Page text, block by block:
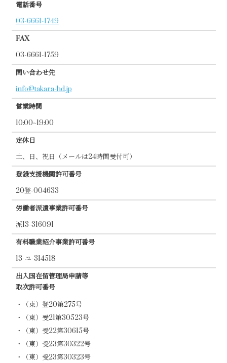
電話番号
03-6661-1749
FAX
03-6661-1759
問い合わせ先
info@takara-hd.jp
営業時間
10:00~19:00
定休日
土、日、祝日（メールは24時間受付可）
登録支援機関許可番号
20登-004633
労働者派遣事業許可番号
派13-316091
有料職業紹介事業許可番号
13-ユ-314518
出入国在留管理局申請等
取次許可番号
・（東）登20第275号
・（東）受21第30523号
・（東）受22第30615号
・（東）受23第30322号
・（東）受23第30323号